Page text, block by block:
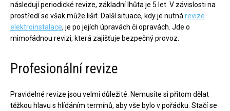
následují periodické revize, základní lhůta je 5 let. V závislosti na
prostředí se však může lišit. Další situace, kdy je nutná revize
elektroinstalace, je po jejích úpravách či opravách. Jde o
mimořádnou revizi, která zajišťuje bezpečný provoz.
Profesionální revize
Pravidelné revize jsou velmi důležité. Nemusíte si přitom dělat
těžkou hlavu s hlídáním termínů, aby vše bylo v pořádku. Stačí se